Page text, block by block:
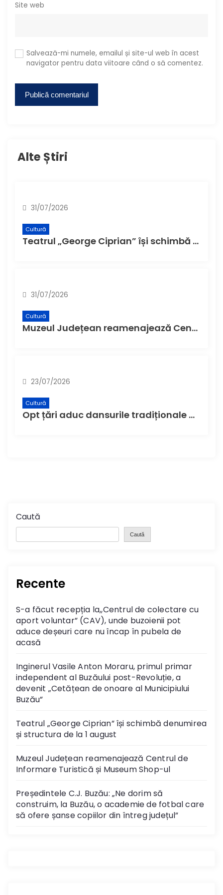
Site web
Salvează-mi numele, emailul și site-ul web în acest
navigator pentru data viitoare când o să comentez.
Alte Știri
31/07/2026
Cultură
Teatrul „George Ciprian” își schimbă denumirea și structura de la 1 august
31/07/2026
Cultură
Muzeul Județean reamenajează Centrul de Informare Turistică și Museum Shop-ul
23/07/2026
Cultură
Opt țări aduc dansurile tradiționale ale lumii la Buzău, la cea de-a XI-a ediție a Festivalului Internațional de Folclor „Plaiurile Mioriței”
Caută
Caută
Recente
S-a făcut recepția la,,Centrul de colectare cu
aport voluntar” (CAV), unde buzoienii pot
aduce deșeuri care nu încap în pubela de
acasă
Inginerul Vasile Anton Moraru, primul primar
independent al Buzăului post-Revoluție, a
devenit „Cetățean de onoare al Municipiului
Buzău”
Teatrul „George Ciprian” își schimbă denumirea
și structura de la 1 august
Muzeul Județean reamenajează Centrul de
Informare Turistică și Museum Shop-ul
Președintele C.J. Buzău: „Ne dorim să
construim, la Buzău, o academie de fotbal care
să ofere șanse copiilor din întreg județul”